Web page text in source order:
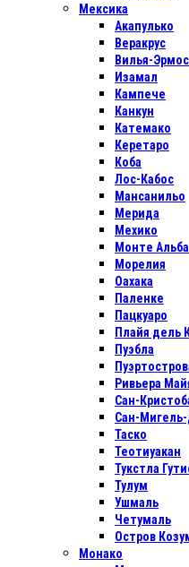
Мексика
Акапулько
Веракрус
Вилья-
Изамал
Кампече
Канкун
Катемако
Керетаро
Коба
Лос-Кабос
Мансанильо
Мерида
Мехико
Монте
Морелия
Оахака
Паленке
Пацкуаро
Плайя дель
Пуэбла
Ривьера
Сан-
Сан-
Таско
Теотиуакан
Тукстла
Тулум
Ушмаль
Четумаль
Остров
Монако